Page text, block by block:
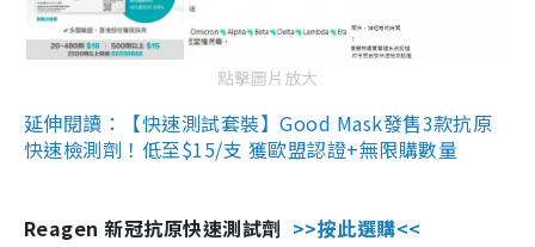
點擊圖片放大
延伸閱讀：【快速測試套裝】Good Mask發售3款抗原
快速檢測劑！低至$15/支 獲歐盟認證+無限購數量
Reagen 新冠抗原快速測試劑 >>按此選購<<